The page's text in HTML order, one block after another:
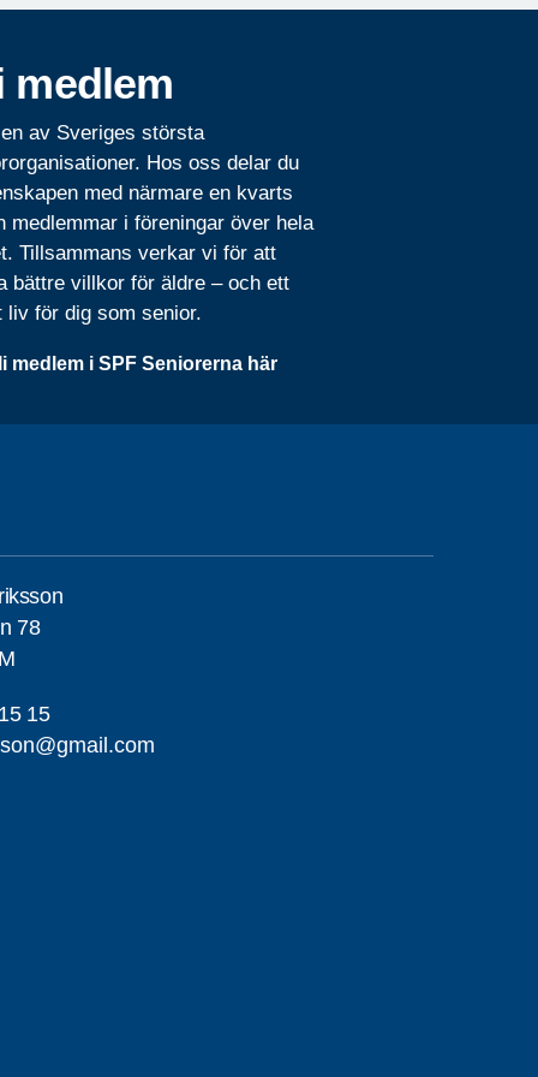
medlem
av Sveriges största
Hos oss delar du
med närmare en kvarts
medlemmar i föreningar över hela
Tillsammans verkar vi för att
bättre villkor för äldre – och ett
liv för dig som senior.
medlem i SPF Seniorerna här
78
15